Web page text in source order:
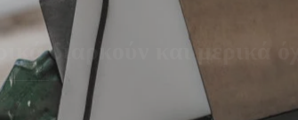
διαρκούν και μερικά όχι.
MORE